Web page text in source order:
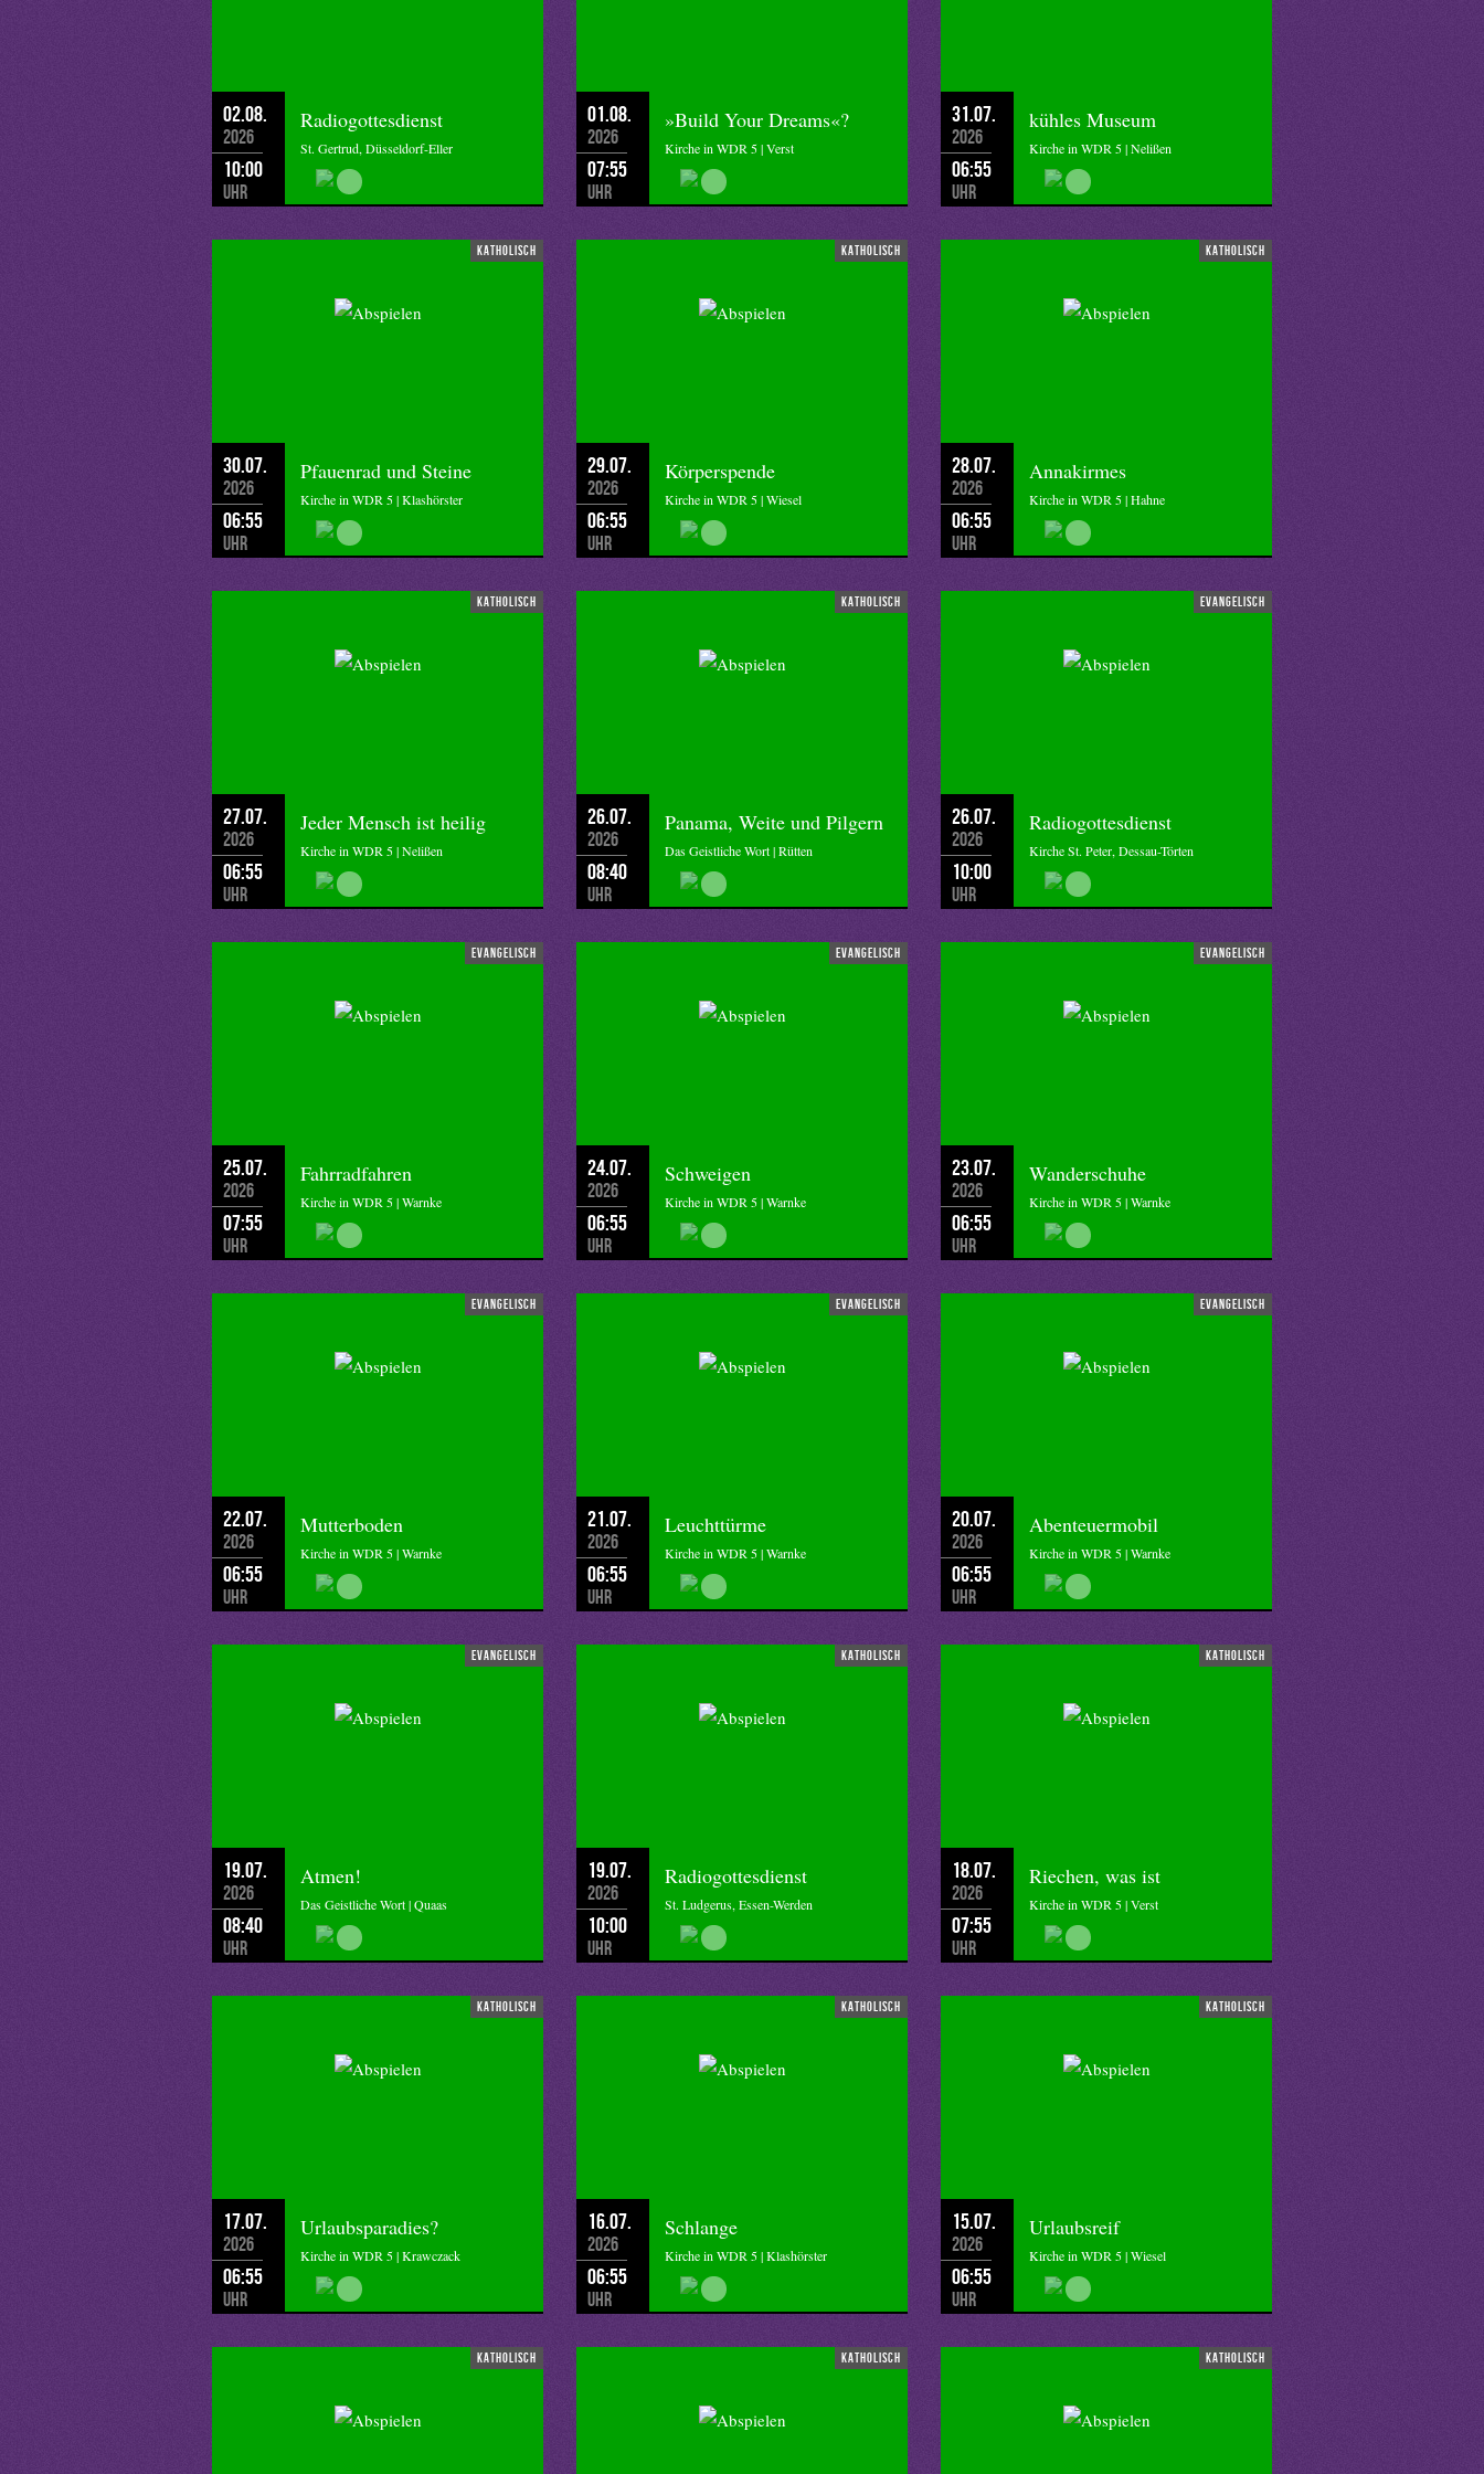
02.08.
2026
10:00
Uhr
Radiogottesdienst
St. Gertrud, Düsseldorf-Eller
01.08.
2026
07:55
Uhr
»Build Your Dreams«?
Kirche in WDR 5 | Verst
31.07.
2026
06:55
Uhr
kühles Museum
Kirche in WDR 5 | Nelißen
katholisch
30.07.
2026
06:55
Uhr
Pfauenrad und Steine
Kirche in WDR 5 | Klashörster
katholisch
29.07.
2026
06:55
Uhr
Körperspende
Kirche in WDR 5 | Wiesel
katholisch
28.07.
2026
06:55
Uhr
Annakirmes
Kirche in WDR 5 | Hahne
katholisch
27.07.
2026
06:55
Uhr
Jeder Mensch ist heilig
Kirche in WDR 5 | Nelißen
katholisch
26.07.
2026
08:40
Uhr
Panama, Weite und Pilgern
Das Geistliche Wort | Rütten
evangelisch
26.07.
2026
10:00
Uhr
Radiogottesdienst
Kirche St. Peter, Dessau-Törten
evangelisch
25.07.
2026
07:55
Uhr
Fahrradfahren
Kirche in WDR 5 | Warnke
evangelisch
24.07.
2026
06:55
Uhr
Schweigen
Kirche in WDR 5 | Warnke
evangelisch
23.07.
2026
06:55
Uhr
Wanderschuhe
Kirche in WDR 5 | Warnke
evangelisch
22.07.
2026
06:55
Uhr
Mutterboden
Kirche in WDR 5 | Warnke
evangelisch
21.07.
2026
06:55
Uhr
Leuchttürme
Kirche in WDR 5 | Warnke
evangelisch
20.07.
2026
06:55
Uhr
Abenteuermobil
Kirche in WDR 5 | Warnke
evangelisch
19.07.
2026
08:40
Uhr
Atmen!
Das Geistliche Wort | Quaas
katholisch
19.07.
2026
10:00
Uhr
Radiogottesdienst
St. Ludgerus, Essen-Werden
katholisch
18.07.
2026
07:55
Uhr
Riechen, was ist
Kirche in WDR 5 | Verst
katholisch
17.07.
2026
06:55
Uhr
Urlaubsparadies?
Kirche in WDR 5 | Krawczack
katholisch
16.07.
2026
06:55
Uhr
Schlange
Kirche in WDR 5 | Klashörster
katholisch
15.07.
2026
06:55
Uhr
Urlaubsreif
Kirche in WDR 5 | Wiesel
katholisch katholisch katholisch